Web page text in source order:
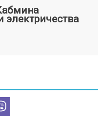
электричества